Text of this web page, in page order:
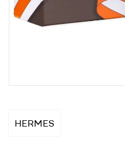
HERMES